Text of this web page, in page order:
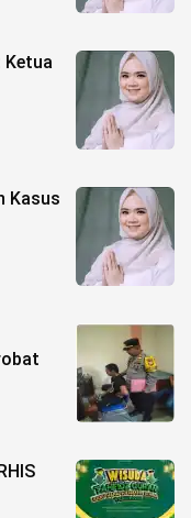
Ketua
Kasus